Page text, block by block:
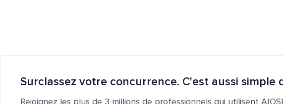
Surclassez votre concurrence. C'est aussi simple
Rejoignez les plus de 3 millions de professionnels qui utilisent